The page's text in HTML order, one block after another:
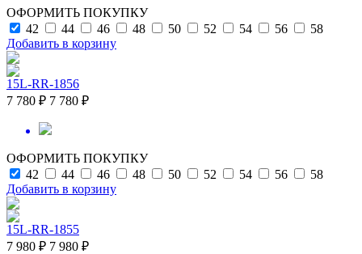
ОФОРМИТЬ ПОКУПКУ
42
44 46 48 50 52 54 56
58
Добавить в корзину
15L-RR-1856
7 780 ₽ 7 780 ₽
ОФОРМИТЬ ПОКУПКУ
42
44 46 48 50 52 54 56
58
Добавить в корзину
15L-RR-1855
7 980 ₽ 7 980 ₽